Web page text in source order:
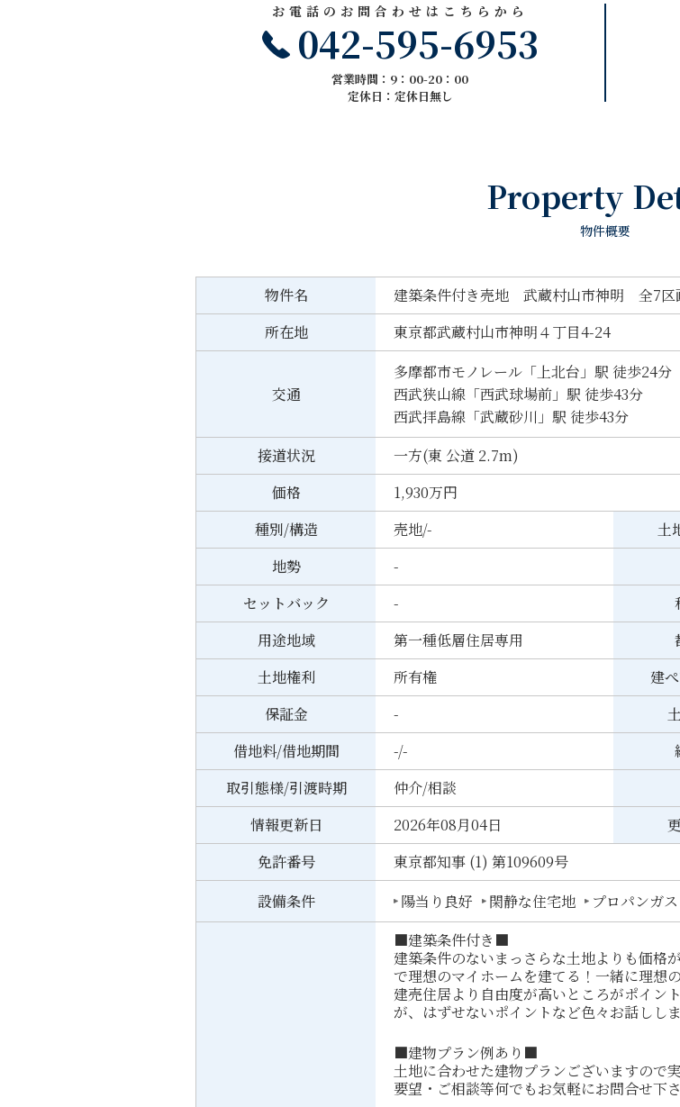
お電話のお問合わせはこちらから
042-595-6953
営業時間：9：00-20：00
定休日：定休日無し
Property
物件概要
物件名
建築条件付き売地 武蔵村山市神明 全7区
所在地
東京都武蔵村山市神明４丁目4-24
交通
多摩都市モノレール「上北台」駅 徒歩24分
西武狭山線「西武球場前」駅 徒歩43分
西武拝島線「武蔵砂川」駅 徒歩43分
接道状況
一方(東 公道 2.7m)
価格
1,930万円
種別/構造
売地/- 土
地勢
-
セットバック
-
用途地域
第一種低層住居専用
土地権利
所有権 建
保証金
-
借地料/借地期間
-/-
取引態様/引渡時期
仲介/相談
情報更新日
2026年08月04日
免許番号
東京都知事 (1) 第109609号
設備条件
陽当り良好 閑静な住宅地 プロパンガス
■建築条件付き■
建築条件のないまっさらな土地よりも価格
で理想のマイホームを建てる！一緒に理想
建売住居より自由度が高いところがポイン
が、はずせないポイントなど色々お話しし
■建物プラン例あり■
土地に合わせた建物プランございますので
要望・ご相談等何でもお気軽にお問合せ下